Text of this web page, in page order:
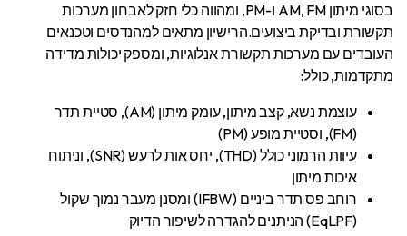
בסוגי מיתון AM, FM ו-PM, ומהווה כלי חזק לאבחון מערכות
תקשורת ובדיקת ביצועים.הרישיון מתאים למהנדסים וטכנאים
העובדים עם מערכות תקשורת אנלוגיות, ומספק יכולות מדידה
מתקדמות, כולל:
עוצמת נשא, קצב מיתון, עומק מיתון (AM), סטיית תדר
(FM), וסטיית מופע (PM)
עיוות הרמוני כולל (THD), יחס אות לרעש (SNR), וניתוח
איכות מיתון
רוחב פס תדר ביניים (IFBW) ומסנן מעבר נמוך שקול
(EqLPF) הניתנים להגדרה לשיפור הדיוק